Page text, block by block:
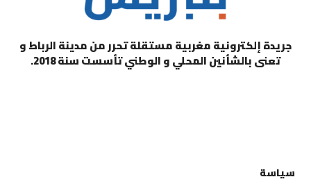
جريدة إلكترونية مغربية مستقلة تحرر من مدينة الرباط و
تعنى بالشأنين المحلي و الوطني تأسست سنة 2018.
سياسة